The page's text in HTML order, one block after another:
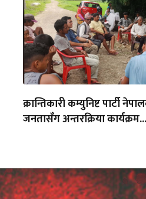
क्रान्तिकारी कम्युनिष्ट पार्टी
जनतासँग अन्तरक्रिया कार्यक्रम...